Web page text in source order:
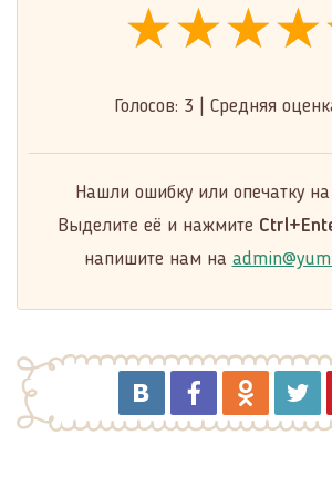
Голосов: 3 Средняя
Нашли ошибку или опечатку
Выделите её и нажмите
напишите нам на